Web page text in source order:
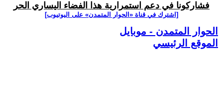
فشاركونا في دعم استمرارية هذا الفضاء اليساري الحر
[اشترك في قناة ‫«الحوار المتمدن» على اليوتيوب]
الحوار المتمدن - موبايل
الموقع الرئيسي